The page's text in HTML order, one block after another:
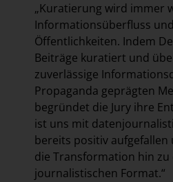
„Kuratierung wird immer
Informationsüberfluss
Öffentlichkeiten. Indem
Beiträge kuratiert und
zuverlässige
Propaganda geprägten
begründet die Jury ihre
ist uns mit
bereits positiv
die Transformation hin
journalistischen Format.“